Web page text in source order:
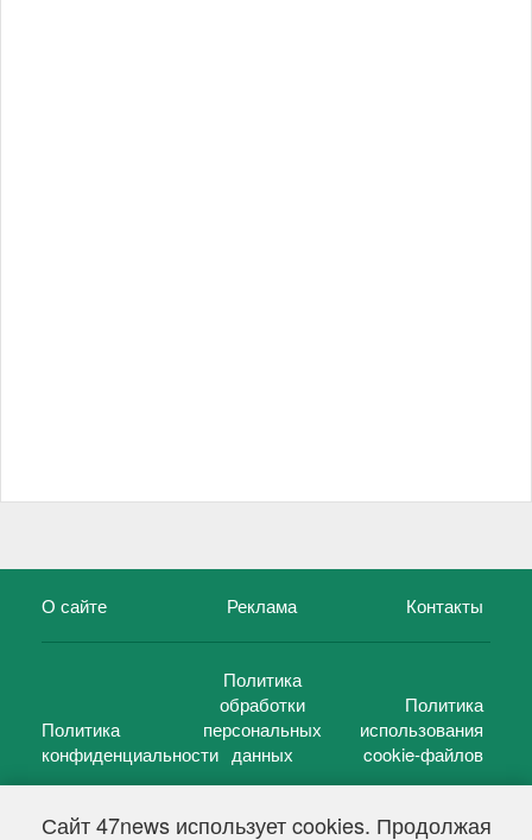
Сайт 47news использует cookies. Продолжая
О сайте Реклама Контакты
Политика
конфиденциальности
Политика
обработки
персональных
данных
Политика
использования
cookie-файлов